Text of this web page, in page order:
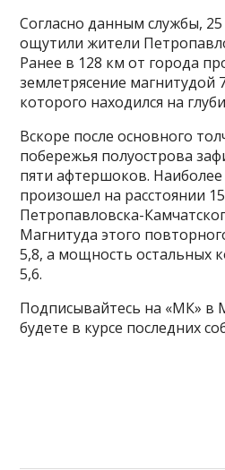
Согласно данным службы,
ощутили жители
Ранее в 128 км от города
землетрясение магнитудой
которого находился на
Вскоре после основного
побережья полуострова
пяти афтершоков.
произошел на расстоянии
Петропавловска-
Магнитуда этого
5,8, а мощность остальных
5,6.
Подписывайтесь на «МК» в
будете в курсе последних